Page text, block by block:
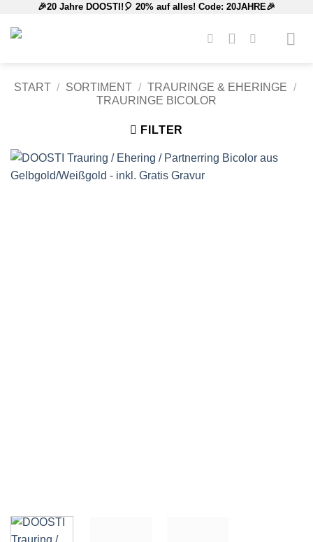
Inhalt
🎉20 Jahre DOOSTI!🎈 20% auf alles! Code: 20JAHRE🎉
START / SORTIMENT / TRAURINGE & EHERINGE /
TRAURINGE BICOLOR
FILTER